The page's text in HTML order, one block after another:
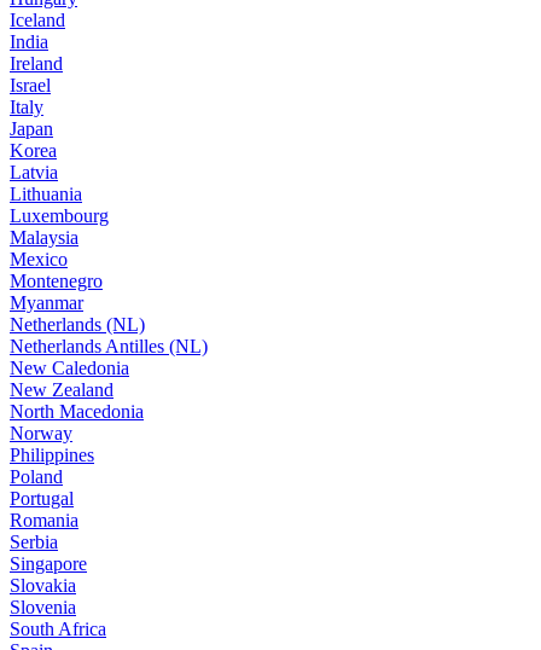
Iceland
India
Ireland
Israel
Italy
Japan
Korea
Latvia
Lithuania
Luxembourg
Malaysia
Mexico
Montenegro
Myanmar
Netherlands (NL)
Netherlands Antilles (NL)
New Caledonia
New Zealand
North Macedonia
Norway
Philippines
Poland
Portugal
Romania
Serbia
Singapore
Slovakia
Slovenia
South Africa